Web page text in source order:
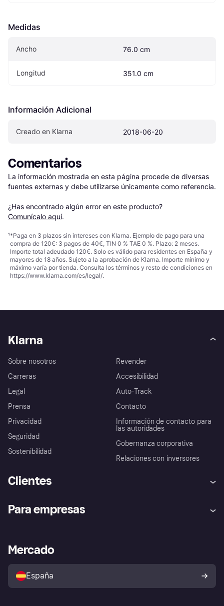
Medidas
Ancho 76.0 cm
Longitud 351.0 cm
Información Adicional
Creado en Klarna 2018-06-20
Comentarios
La información mostrada en esta página procede de diversas
fuentes externas y debe utilizarse únicamente como referencia.
¿Has encontrado algún error en este producto?
Comunícalo aquí.
¹*Paga en 3 plazos sin intereses con Klarna. Ejemplo de pago para una
compra de 120€: 3 pagos de 40€, TIN 0 % TAE 0 %. Plazo: 2 meses.
Importe total adeudado 120€. Solo es válido para residentes en España y
mayores de 18 años. Sujeto a la aprobación de Klarna. Importe mínimo y
máximo varía por tienda. Consulta los términos y resto de condiciones en
https://www.klarna.com/es/legal/.
Klarna
Sobre nosotros
Carreras
Legal
Prensa
Privacidad
Seguridad
Sostenibilidad
Revender
Accesibilidad
Auto-Track
Contacto
Información de contacto para
las autoridades
Gobernanza corporativa
Relaciones con inversores
Clientes
Inicio de sesión
Directorio de tiendas
Política de protección al
comprador de Klarna
Reclamaciones
Para empresas
Acceso empresas
Mercado
España